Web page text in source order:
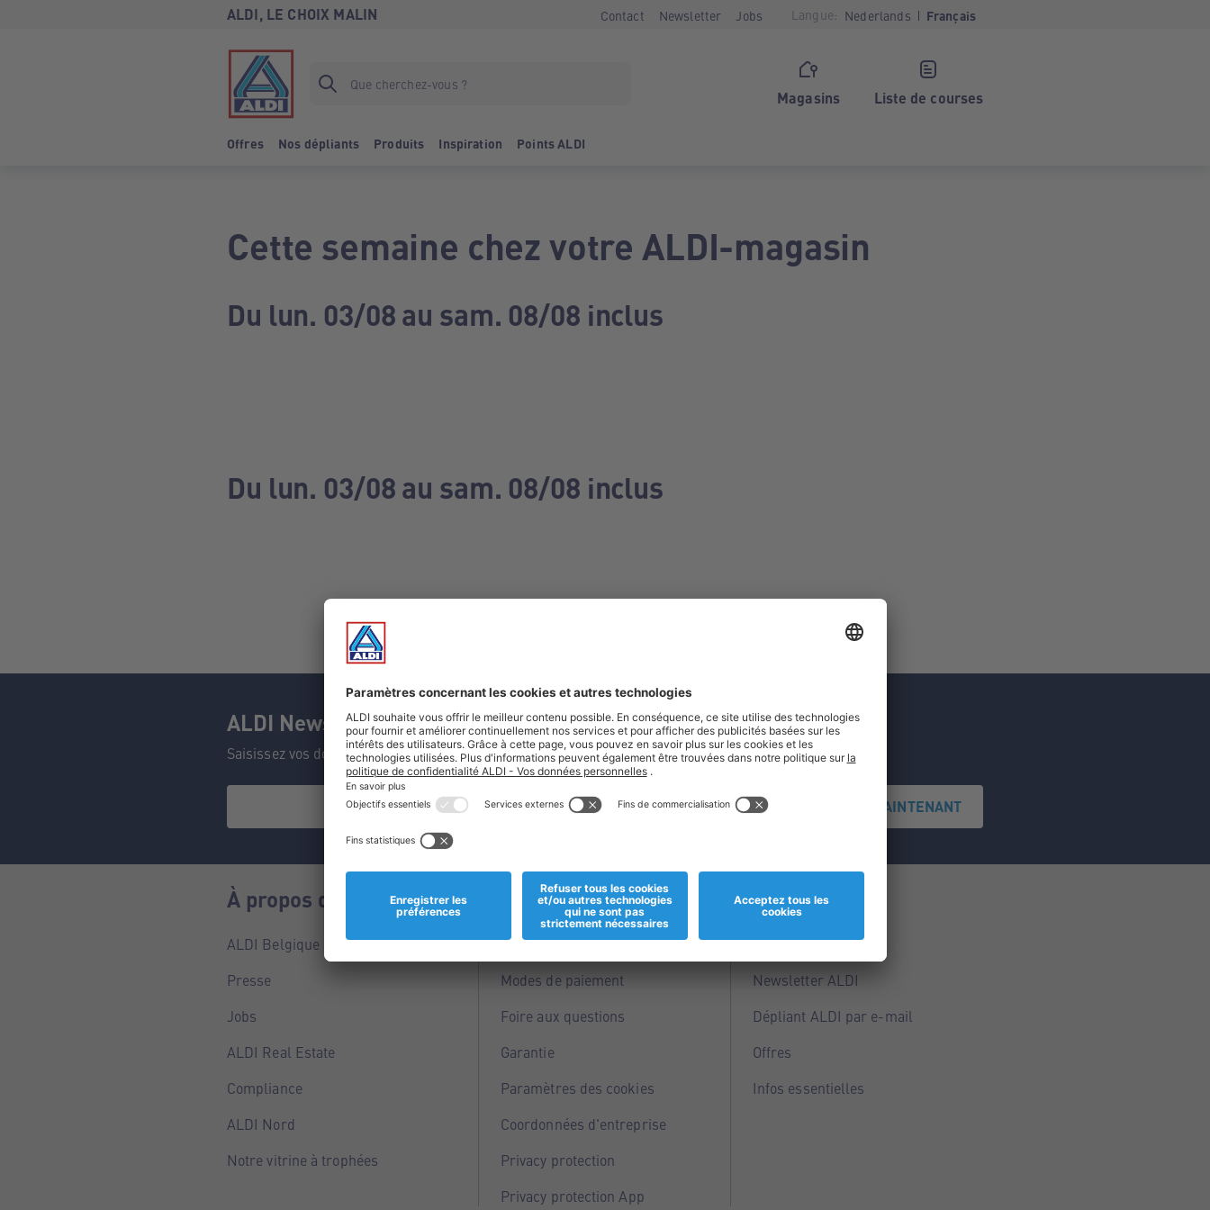
ALDI, LE CHOIX MALIN Contact Newsletter Jobs Langue: Nederlands Français
Magasins Liste de courses
Offres Nos dépliants Produits Inspiration Points ALDI
Cette semaine chez votre ALDI-magasin
Du lun. 03/08 au sam. 08/08 inclus
Du lun. 03/08 au sam. 08/08 inclus
ALDI Newsletter
Saisissez vos données et ne manquez aucune de nos offres.
S'INSCRIRE MAINTENANT
À propos de nous
ALDI Belgique
Presse
Jobs
ALDI Real Estate
Compliance
ALDI Nord
Notre vitrine à trophées
Informations
Magasins
Modes de paiement
Foire aux questions
Garantie
Paramètres des cookies
Coordonnées d'entreprise
Privacy protection
Privacy protection App
Service
Points ALDI
Newsletter ALDI
Dépliant ALDI par e-mail
Offres
Infos essentielles